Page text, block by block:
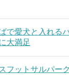
で愛犬と入れる
大満足
フットサルパー